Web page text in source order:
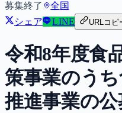
募集終了
全国
シェア
LINE URLコピ
令和8年度食
策事業のう
推進事業の公